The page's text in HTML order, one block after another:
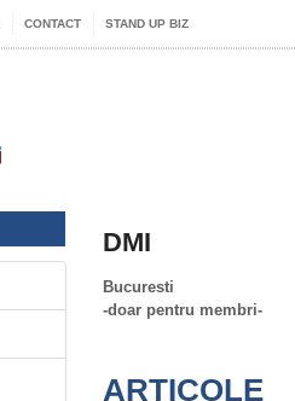
CONTACT STAND UP BIZ
DMI
Bucuresti
-doar pentru membri-
ARTICOLE